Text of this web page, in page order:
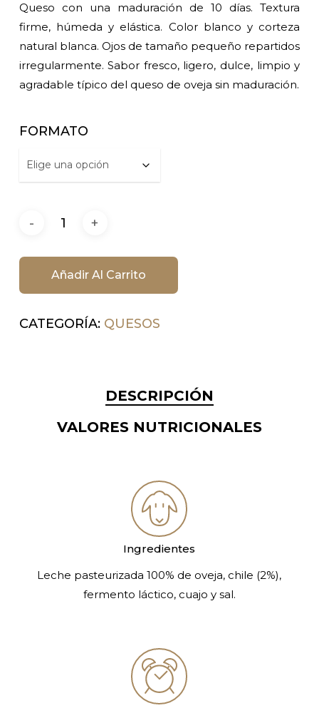
Queso con una maduración de 10 días. Textura
firme, húmeda y elástica. Color blanco y corteza
natural blanca. Ojos de tamaño pequeño repartidos
irregularmente. Sabor fresco, ligero, dulce, limpio y
agradable típico del queso de oveja sin maduración.
FORMATO
Añadir Al Carrito
CATEGORÍA: QUESOS
DESCRIPCIÓN
VALORES NUTRICIONALES
Ingredientes
Leche pasteurizada 100% de oveja, chile (2%),
fermento láctico, cuajo y sal.